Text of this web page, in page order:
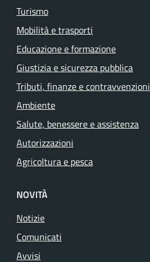
Turismo
Mobilità e trasporti
Educazione e formazione
Giustizia e sicurezza pubblica
Tributi, finanze e contravvenzioni
Ambiente
Salute, benessere e assistenza
Autorizzazioni
Agricoltura e pesca
NOVITÀ
Notizie
Comunicati
Avvisi